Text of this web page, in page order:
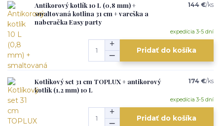
Antikorový kotlík 10 L (0,8 mm) +
smaltovaná kotlina 31 cm + vareška a
naberačka Easy party
144 €/ks
expedícia 3-5 dní
Pridať do košíka
Kotlíkový set 31 cm TOPLUX + antikorový
kotlík (1,2 mm) 10 L
174 €/ks
expedícia 3-5 dní
Pridať do košíka